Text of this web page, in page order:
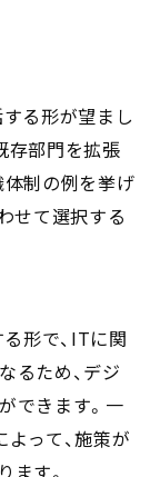
る形が望まし
存部門を拡張
制の例を挙げ
せて選択する
形で、ITに関
るため、デジ
できます。一
って、施策が
す。